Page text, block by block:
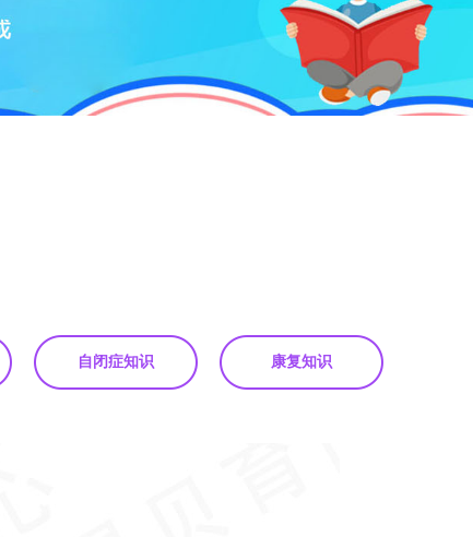
自闭症知识 康复知识